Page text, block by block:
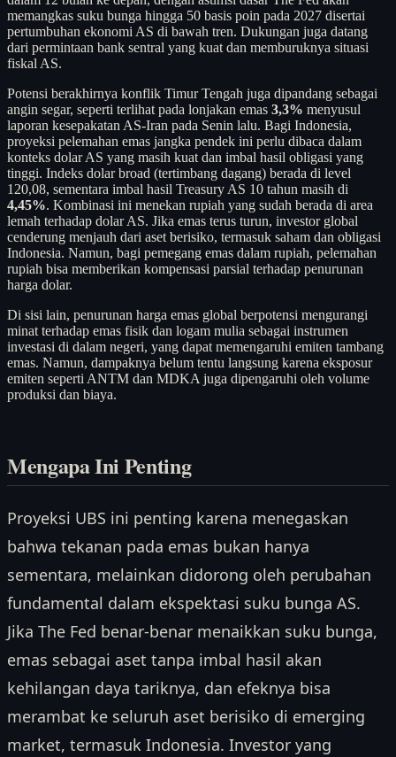
memangkas suku bunga hingga 50 basis poin pada 2027 disertai
pertumbuhan ekonomi AS di bawah tren. Dukungan juga datang
dari permintaan bank sentral yang kuat dan memburuknya situasi
fiskal AS.
Potensi berakhirnya konflik Timur Tengah juga dipandang sebagai
angin segar, seperti terlihat pada lonjakan emas 3,3% menyusul
laporan kesepakatan AS-Iran pada Senin lalu. Bagi Indonesia,
proyeksi pelemahan emas jangka pendek ini perlu dibaca dalam
konteks dolar AS yang masih kuat dan imbal hasil obligasi yang
tinggi. Indeks dolar broad (tertimbang dagang) berada di level
120,08, sementara imbal hasil Treasury AS 10 tahun masih di
4,45%. Kombinasi ini menekan rupiah yang sudah berada di area
lemah terhadap dolar AS. Jika emas terus turun, investor global
cenderung menjauh dari aset berisiko, termasuk saham dan obligasi
Indonesia. Namun, bagi pemegang emas dalam rupiah, pelemahan
rupiah bisa memberikan kompensasi parsial terhadap penurunan
harga dolar.
Di sisi lain, penurunan harga emas global berpotensi mengurangi
minat terhadap emas fisik dan logam mulia sebagai instrumen
investasi di dalam negeri, yang dapat memengaruhi emiten tambang
emas. Namun, dampaknya belum tentu langsung karena eksposur
emiten seperti ANTM dan MDKA juga dipengaruhi oleh volume
produksi dan biaya.
Mengapa Ini Penting
Proyeksi UBS ini penting karena menegaskan
bahwa tekanan pada emas bukan hanya
sementara, melainkan didorong oleh perubahan
fundamental dalam ekspektasi suku bunga AS.
Jika The Fed benar-benar menaikkan suku bunga,
emas sebagai aset tanpa imbal hasil akan
kehilangan daya tariknya, dan efeknya bisa
merambat ke seluruh aset berisiko di emerging
market, termasuk Indonesia. Investor yang